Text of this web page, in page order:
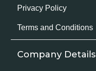
Privacy Policy
Terms and Conditions
Company Details